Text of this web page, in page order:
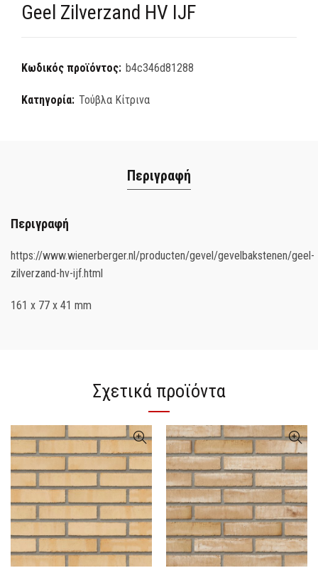
Geel Zilverzand HV IJF
Κωδικός προϊόντος: b4c346d81288
Κατηγορία: Τούβλα Κίτρινα
Περιγραφή
Περιγραφή
https://www.wienerberger.nl/producten/gevel/gevelbakstenen/geel-
zilverzand-hv-ijf.html
161 x 77 x 41 mm
Σχετικά προϊόντα